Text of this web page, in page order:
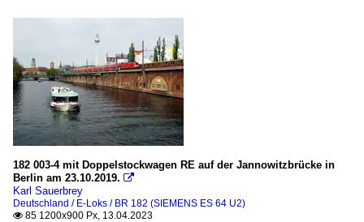
182 003-4 mit Doppelstockwagen RE auf der Jannowitzbrücke in
Berlin am 23.10.2019. 
Karl Sauerbrey
Deutschland / E-Loks / BR 182 (SIEMENS ES 64 U2)
 85 1200x900 Px, 13.04.2023